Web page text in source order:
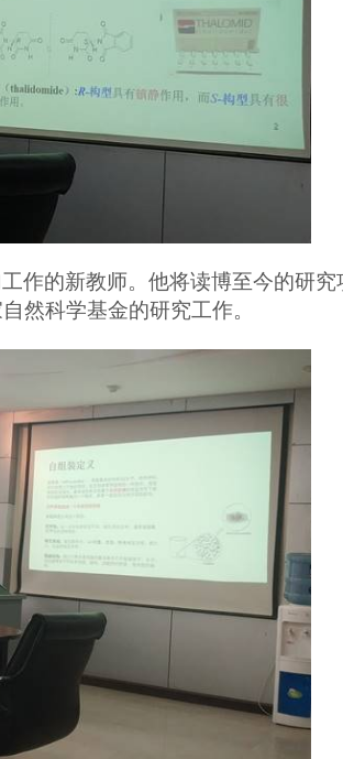
作的新教师。他将读博至今的研
然科学基金的研究工作。